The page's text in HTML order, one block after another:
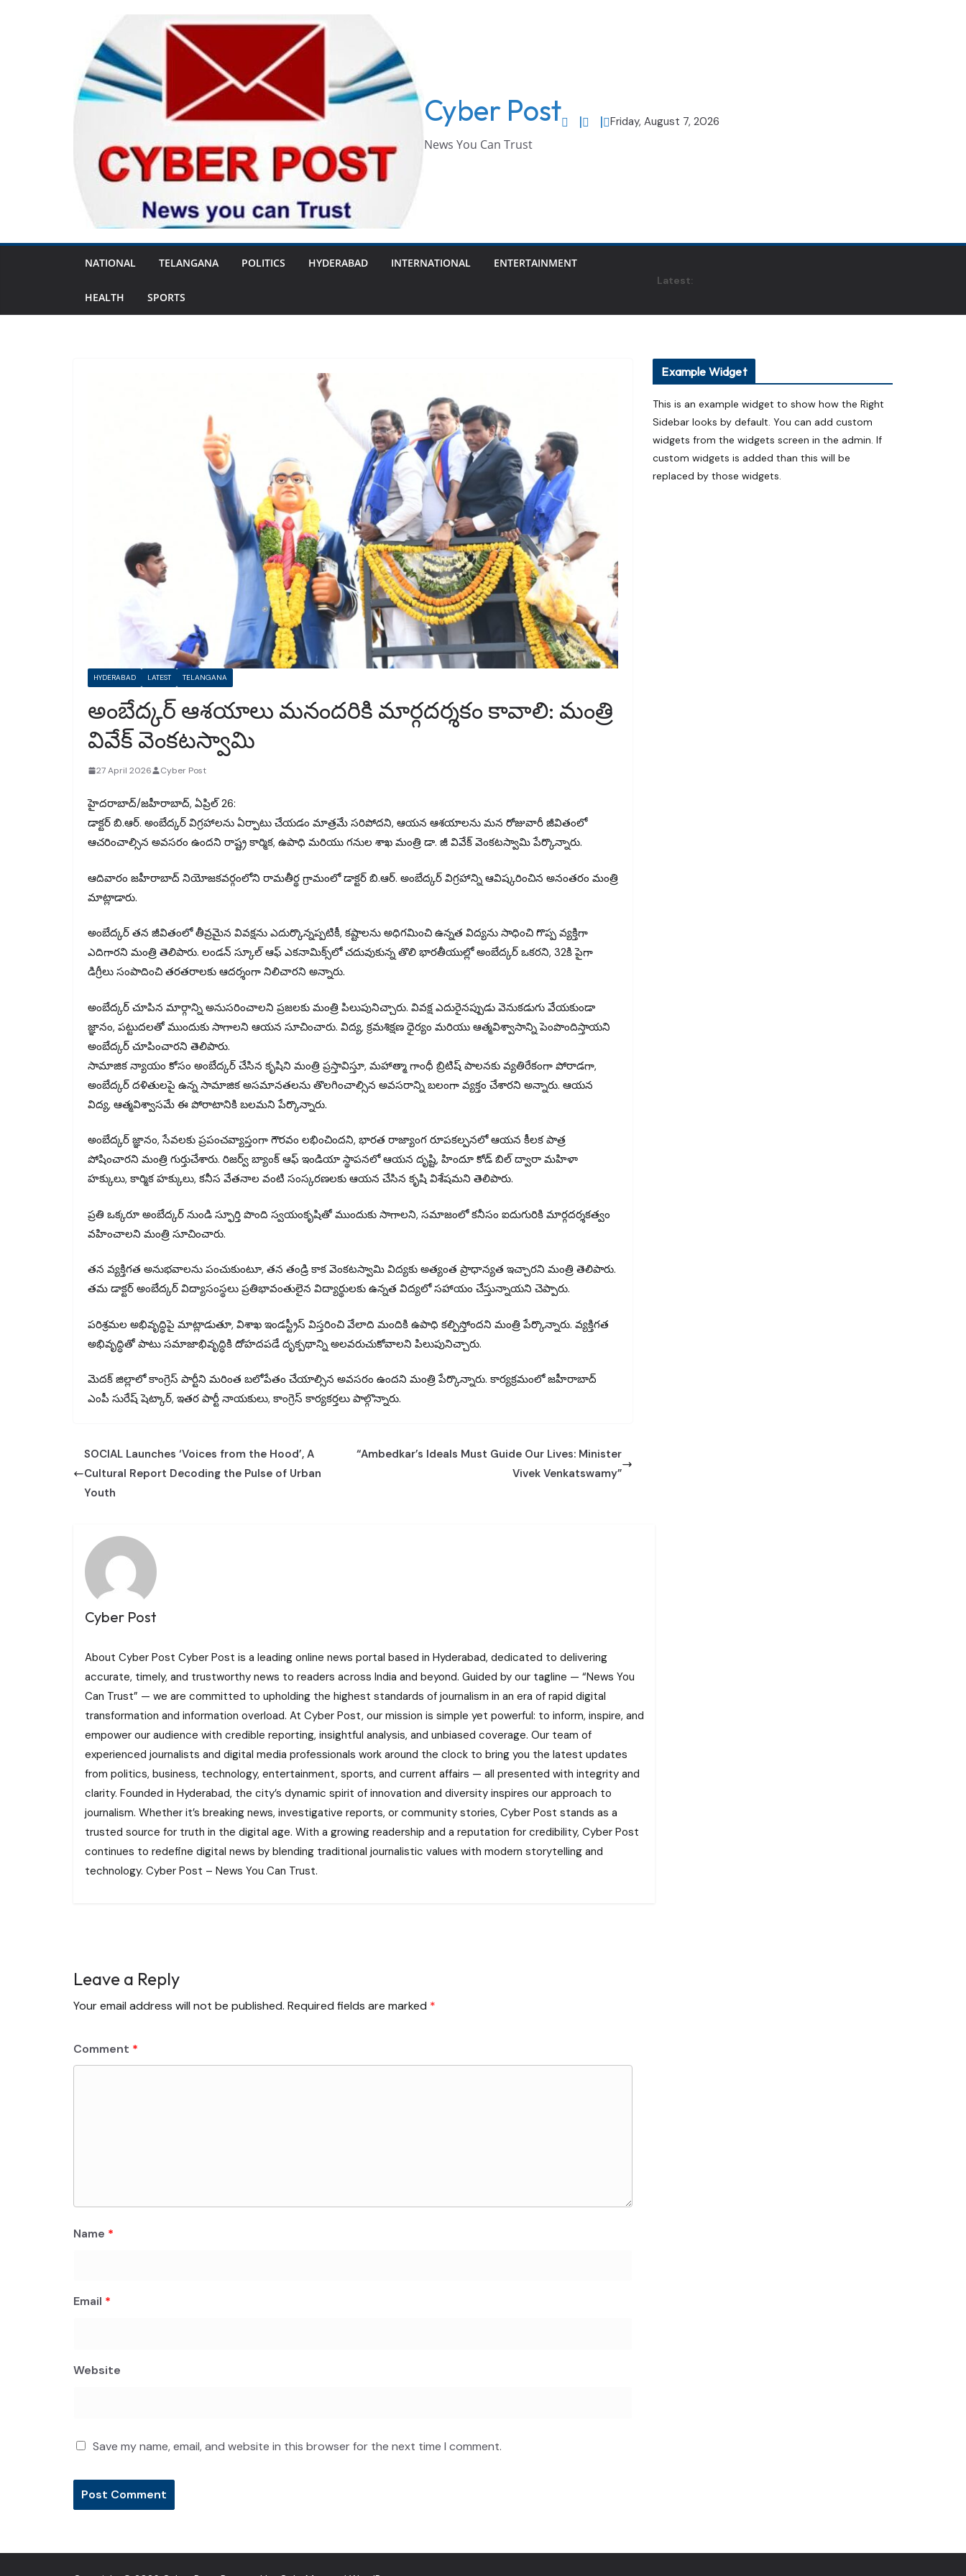
Cyber Post
News You Can Trust
Friday, August 7, 2026
NATIONAL TELANGANA POLITICS HYDERABAD INTERNATIONAL ENTERTAINMENT
HEALTH SPORTS
Latest:
HYDERABAD LATEST TELANGANA
అంబేద్కర్ ఆశయాలు మనందరికి మార్గదర్శకం కావాలి: మంత్రి
వివేక్ వెంకటస్వామి
27 April 2026 Cyber Post
హైదరాబాద్/జహీరాబాద్, ఏప్రిల్ 26:
డాక్టర్ బి.ఆర్. అంబేద్కర్ విగ్రహాలను ఏర్పాటు చేయడం మాత్రమే సరిపోదని, ఆయన ఆశయాలను మన రోజువారీ జీవితంలో
ఆచరించాల్సిన అవసరం ఉందని రాష్ట్ర కార్మిక, ఉపాధి మరియు గనుల శాఖ మంత్రి డా. జీ వివేక్ వెంకటస్వామి పేర్కొన్నారు.
ఆదివారం జహీరాబాద్ నియోజకవర్గంలోని రామతీర్థ గ్రామంలో డాక్టర్ బి.ఆర్. అంబేద్కర్ విగ్రహాన్ని ఆవిష్కరించిన అనంతరం మంత్రి
మాట్లాడారు.
అంబేద్కర్ తన జీవితంలో తీవ్రమైన వివక్షను ఎదుర్కొన్నప్పటికీ, కష్టాలను అధిగమించి ఉన్నత విద్యను సాధించి గొప్ప వ్యక్తిగా
ఎదిగారని మంత్రి తెలిపారు. లండన్ స్కూల్ ఆఫ్ ఎకనామిక్స్‌లో చదువుకున్న తొలి భారతీయుల్లో అంబేద్కర్ ఒకరని, 32కి పైగా
డిగ్రీలు సంపాదించి తరతరాలకు ఆదర్శంగా నిలిచారని అన్నారు.
అంబేద్కర్ చూపిన మార్గాన్ని అనుసరించాలని ప్రజలకు మంత్రి పిలుపునిచ్చారు. వివక్ష ఎదురైనప్పుడు వెనుకడుగు వేయకుండా
జ్ఞానం, పట్టుదలతో ముందుకు సాగాలని ఆయన సూచించారు. విద్య, క్రమశిక్షణ ధైర్యం మరియు ఆత్మవిశ్వాసాన్ని పెంపొందిస్తాయని
అంబేద్కర్ చూపించారని తెలిపారు.
సామాజిక న్యాయం కోసం అంబేద్కర్ చేసిన కృషిని మంత్రి ప్రస్తావిస్తూ, మహాత్మా గాంధీ బ్రిటిష్ పాలనకు వ్యతిరేకంగా పోరాడగా,
అంబేద్కర్ దళితులపై ఉన్న సామాజిక అసమానతలను తొలగించాల్సిన అవసరాన్ని బలంగా వ్యక్తం చేశారని అన్నారు. ఆయన
విద్య, ఆత్మవిశ్వాసమే ఈ పోరాటానికి బలమని పేర్కొన్నారు.
అంబేద్కర్ జ్ఞానం, సేవలకు ప్రపంచవ్యాప్తంగా గౌరవం లభించిందని, భారత రాజ్యాంగ రూపకల్పనలో ఆయన కీలక పాత్ర
పోషించారని మంత్రి గుర్తుచేశారు. రిజర్వ్ బ్యాంక్ ఆఫ్ ఇండియా స్థాపనలో ఆయన దృష్టి, హిందూ కోడ్ బిల్ ద్వారా మహిళా
హక్కులు, కార్మిక హక్కులు, కనీస వేతనాల వంటి సంస్కరణలకు ఆయన చేసిన కృషి విశేషమని తెలిపారు.
ప్రతి ఒక్కరూ అంబేద్కర్ నుండి స్ఫూర్తి పొంది స్వయంకృషితో ముందుకు సాగాలని, సమాజంలో కనీసం ఐదుగురికి మార్గదర్శకత్వం
వహించాలని మంత్రి సూచించారు.
తన వ్యక్తిగత అనుభవాలను పంచుకుంటూ, తన తండ్రి కాక వెంకటస్వామి విద్యకు అత్యంత ప్రాధాన్యత ఇచ్చారని మంత్రి తెలిపారు.
తమ డాక్టర్ అంబేద్కర్ విద్యాసంస్థలు ప్రతిభావంతులైన విద్యార్థులకు ఉన్నత విద్యలో సహాయం చేస్తున్నాయని చెప్పారు.
పరిశ్రమల అభివృద్ధిపై మాట్లాడుతూ, విశాఖ ఇండస్ట్రీస్ విస్తరించి వేలాది మందికి ఉపాధి కల్పిస్తోందని మంత్రి పేర్కొన్నారు. వ్యక్తిగత
అభివృద్ధితో పాటు సమాజాభివృద్ధికి దోహదపడే దృక్పథాన్ని అలవరుచుకోవాలని పిలుపునిచ్చారు.
మెదక్ జిల్లాలో కాంగ్రెస్ పార్టీని మరింత బలోపేతం చేయాల్సిన అవసరం ఉందని మంత్రి పేర్కొన్నారు. కార్యక్రమంలో జహీరాబాద్
ఎంపీ సురేష్ షెట్కార్, ఇతర పార్టీ నాయకులు, కాంగ్రెస్ కార్యకర్తలు పాల్గొన్నారు.
SOCIAL Launches ‘Voices from the Hood’, A
Cultural Report Decoding the Pulse of Urban
Youth
“Ambedkar’s Ideals Must Guide Our Lives: Minister
Vivek Venkatswamy”
Cyber Post
About Cyber Post Cyber Post is a leading online news portal based in Hyderabad, dedicated to delivering
accurate, timely, and trustworthy news to readers across India and beyond. Guided by our tagline — “News You
Can Trust” — we are committed to upholding the highest standards of journalism in an era of rapid digital
transformation and information overload. At Cyber Post, our mission is simple yet powerful: to inform, inspire, and
empower our audience with credible reporting, insightful analysis, and unbiased coverage. Our team of
experienced journalists and digital media professionals work around the clock to bring you the latest updates
from politics, business, technology, entertainment, sports, and current affairs — all presented with integrity and
clarity. Founded in Hyderabad, the city’s dynamic spirit of innovation and diversity inspires our approach to
journalism. Whether it’s breaking news, investigative reports, or community stories, Cyber Post stands as a
trusted source for truth in the digital age. With a growing readership and a reputation for credibility, Cyber Post
continues to redefine digital news by blending traditional journalistic values with modern storytelling and
technology. Cyber Post – News You Can Trust.
Leave a Reply
Your email address will not be published. Required fields are marked *
Comment *
Name *
Email *
Website
Save my name, email, and website in this browser for the next time I comment.
Example Widget
This is an example widget to show how the Right
Sidebar looks by default. You can add custom
widgets from the widgets screen in the admin. If
custom widgets is added than this will be
replaced by those widgets.